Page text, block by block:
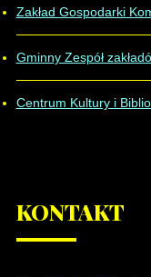
Zakład Gospodarki
Gminny Zespół
Centrum Kultury i
KONTAKT